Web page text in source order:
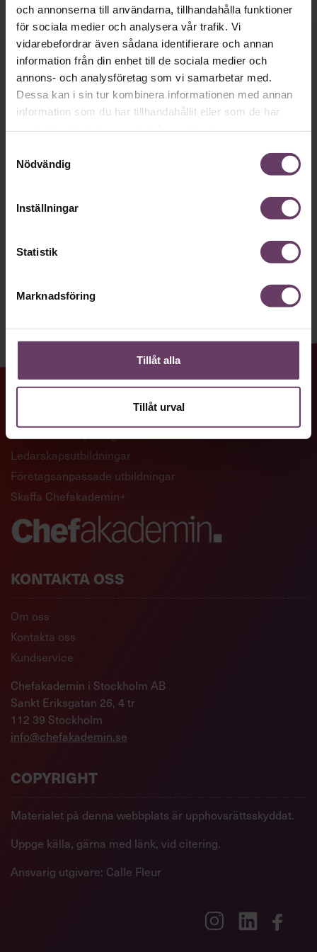
och annonserna till användarna, tillhandahålla funktioner
för sociala medier och analysera vår trafik. Vi
vidarebefordrar även sådana identifierare och annan
information från din enhet till de sociala medier och
annons- och analysföretag som vi samarbetar med.
Dessa kan i sin tur kombinera informationen med annan
information som du har tillhandahållit eller som de har
Nödvändig
Inställningar
Statistik
Marknadsföring
Tillåt alla
Tillåt urval
Håll dig uppdaterad med våra
nyhetsbrev!
Chefakademin. Ledarskapsnytta och
och/eller HR. Missa inget – börja
Artiklar och reportage
Ledarskapsutbildningar
Företagsanpassade utbildningar
Skaffa Chefakademin+
KONTAKTA OSS
Om oss
Kontakta oss
Kundservice
Chefakademin i Stockholm AB
Sankt Eriksgatan 26, 4 tr
112 39 Stockholm
info@chefakademin.se
COPYRIGHT
Materialet på denna webbplats är upphovsrättsskyddat.
Uppge källa, gärna med länk, vid citering.
Ansvarig utgivare: Calle Fleur